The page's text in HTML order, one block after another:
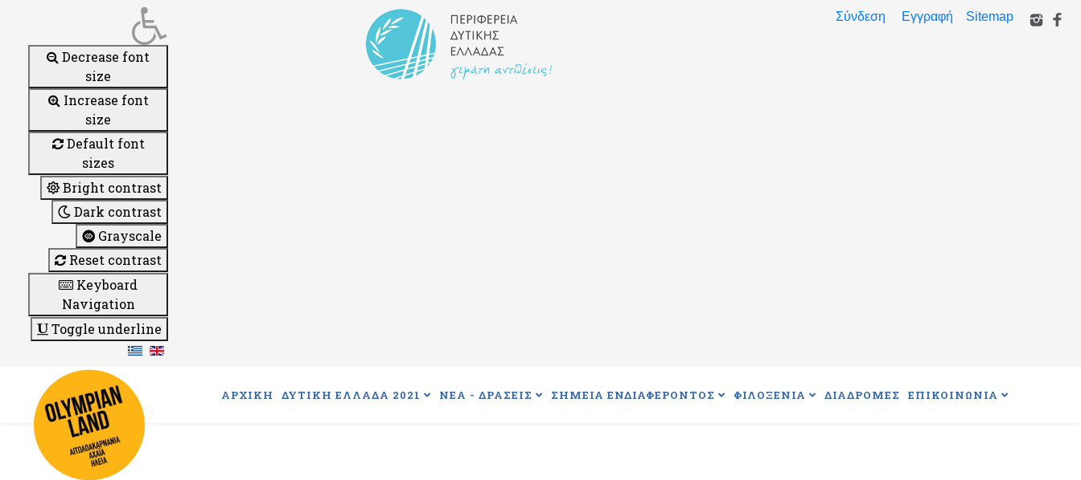
Decrease font
size
Increase font
size
Default font
sizes
Bright contrast
Dark contrast
Grayscale
Reset contrast
Keyboard
Navigation
Toggle underline
Σύνδεση Εγγραφή Sitemap
ΑΡΧΙΚΗ ΔΥΤΙΚΗ ΕΛΛΑΔΑ 2021 ΝΕΑ - ΔΡΑΣΕΙΣ ΣΗΜΕΙΑ ΕΝΔΙΑΦΕΡΟΝΤΟΣ ΦΙΛΟΞΕΝΙΑ ΔΙΑΔΡΟΜΕΣ ΕΠΙΚΟΙΝΩΝΙΑ